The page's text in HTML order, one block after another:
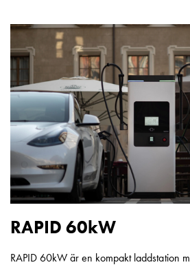
Välj
laddbox
din
elbil
Standarder
och
certifikat
för
laddboxar
Installera
RAPID 60kW
RAPID 60kW är en kompakt laddstation